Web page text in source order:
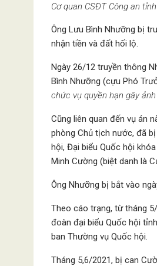
Cơ quan CSĐT Công an
Ông Lưu Bình Nhưỡng bị
nhận tiền và đất hối lộ.
Ngày 26/12 truyền thông
Bình Nhưỡng (cựu Phó
chức vụ quyền hạn gây
Cũng liên quan đến vụ án
phòng Chủ tịch nước, đã
hội, Đại biểu Quốc hội
Minh Cường (biệt danh là
Ông Nhưỡng bị bắt vào
Theo cáo trạng, từ tháng
đoàn đại biểu Quốc hội
ban Thường vụ Quốc hội.
Tháng 5,6/2021, bị can